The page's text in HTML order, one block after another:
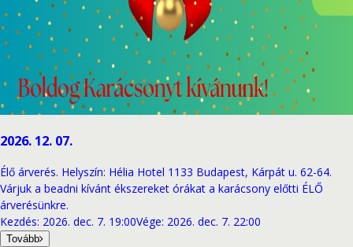
2026. 12. 07.
Élő árverés. Helyszín: Hélia Hotel 1133 Budapest, Kárpát u. 62-64.
Várjuk a beadni kívánt ékszereket órákat a karácsony előtti ÉLŐ
árverésünkre.
Kezdés: 2026. dec. 7. 19:00Vége: 2026. dec. 7. 22:00
Tovább